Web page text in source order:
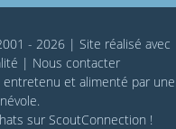
- 2026 | Site réalisé avec
| Nous contacter
entretenu et alimenté par une
sur ScoutConnection !